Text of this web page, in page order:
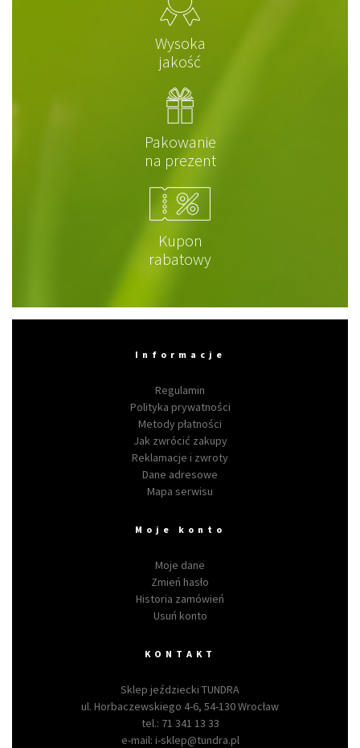
Wysoka
jakość
Pakowanie
na prezent
Kupon
rabatowy
Informacje
Regulamin
Polityka prywatności
Metody płatności
Jak zwrócić zakupy
Reklamacje i zwroty
Dane adresowe
Mapa serwisu
Moje konto
Moje dane
Zmień hasło
Historia zamówień
Usuń konto
KONTAKT
Sklep jeździecki TUNDRA
ul. Horbaczewskiego 4-6, 54-130 Wrocław
tel.: 71 341 13 33
e-mail: i-sklep@tundra.pl